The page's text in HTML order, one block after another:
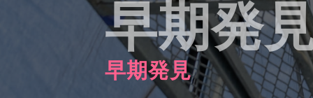
早期発
早期発見